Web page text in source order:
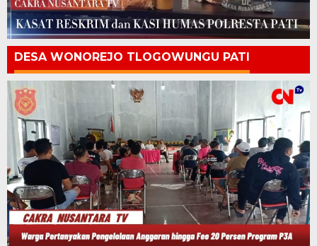
DESA WONOREJO TLOGOWUNGU PATI